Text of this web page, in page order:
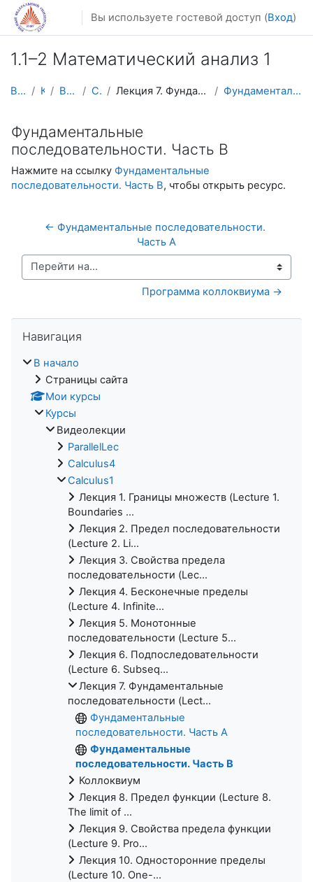
Перейти к основному содержанию
Вы используете гостевой доступ (Вход)
1.1–2 Математический анализ 1
В начало Курсы Видеолекции Calculus1 Лекция 7. Фундаментальные последовательности (Lect... Фундаментальные последовательности. Часть B
Фундаментальные
последовательности. Часть B
Нажмите на ссылку Фундаментальные
последовательности. Часть B, чтобы открыть ресурс.
← Фундаментальные последовательности.
Часть A
Перейти на...
Программа коллоквиума →
Навигация
В начало
Страницы сайта
Мои курсы
Курсы
Видеолекции
ParallelLec
Calculus4
Calculus1
Лекция 1. Границы множеств (Lecture 1.
Boundaries ...
Лекция 2. Предел последовательности
(Lecture 2. Li...
Лекция 3. Свойства предела
последовательности (Lec...
Лекция 4. Бесконечные пределы
(Lecture 4. Infinite...
Лекция 5. Монотонные
последовательности (Lecture 5...
Лекция 6. Подпоследовательности
(Lecture 6. Subseq...
Лекция 7. Фундаментальные
последовательности (Lect...
Фундаментальные
последовательности. Часть A
Фундаментальные
последовательности. Часть B
Коллоквиум
Лекция 8. Предел функции (Lecture 8.
The limit of ...
Лекция 9. Свойства предела функции
(Lecture 9. Pro...
Лекция 10. Односторонние пределы
(Lecture 10. One-...